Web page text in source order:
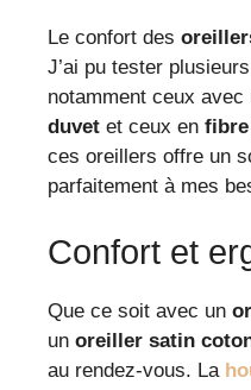
Le confort des
J’ai pu tester
notamment ceux avec
duvet et ceux en
ces oreillers offre un
parfaitement à mes
Confort et
Que ce soit avec un
un oreiller satin
au rendez-vous. La